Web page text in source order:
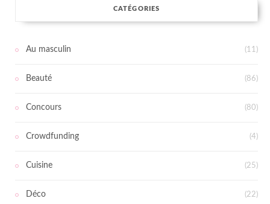
CATÉGORIES
Au masculin (11)
Beauté (86)
Concours (80)
Crowdfunding (4)
Cuisine (25)
Déco (22)